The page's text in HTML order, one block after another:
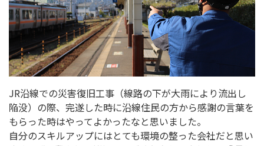
JR沿線での災害復旧工事（線路の下が大雨により流出し
陥没）の際、完遂した時に沿線住民の方から感謝の言葉を
もらった時はやってよかったなと思いました。
自分のスキルアップにはとても環境の整った会社だと思い